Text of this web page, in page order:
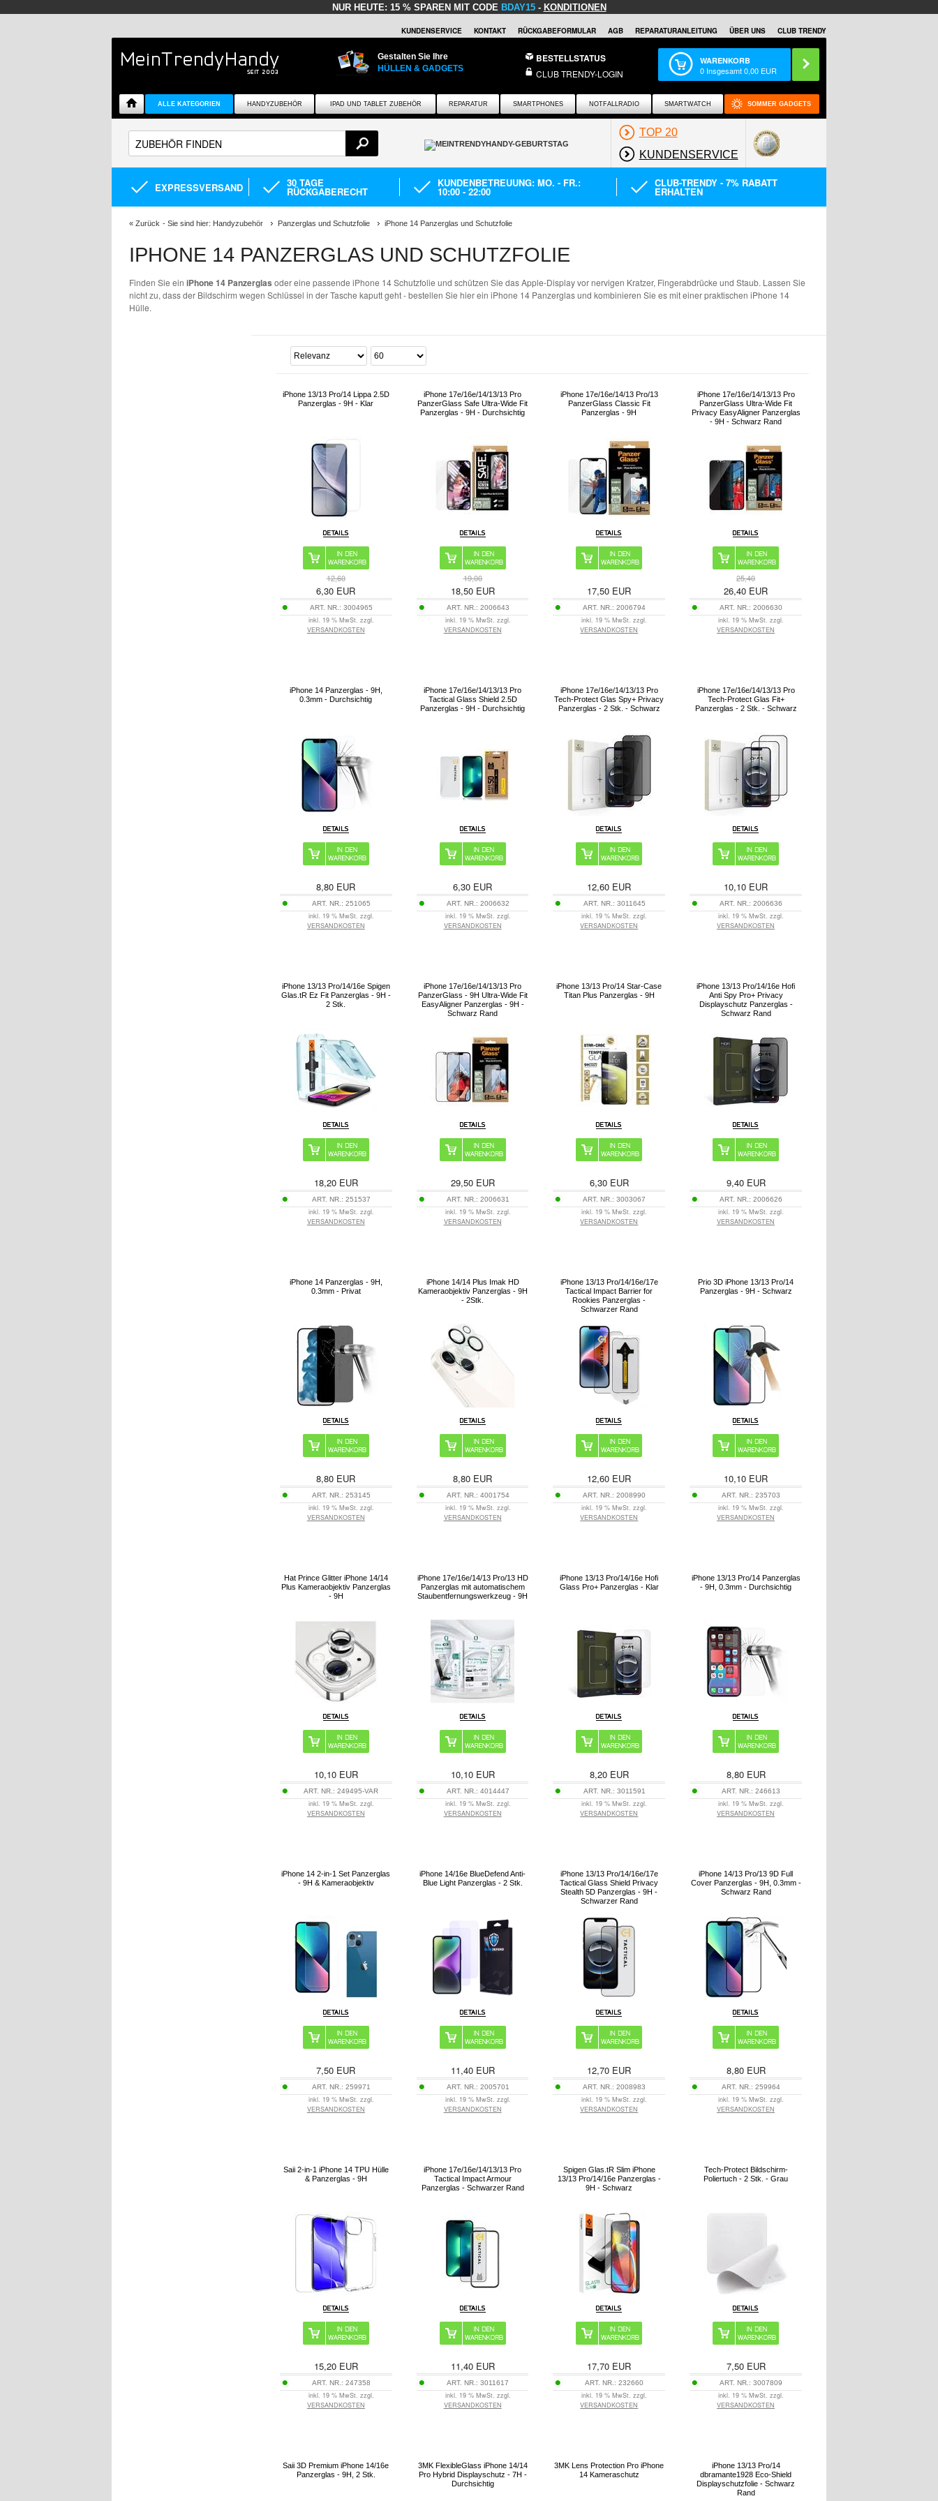
NUR HEUTE: 15 % SPAREN MIT CODE BDAY15- KONDITIONEN
KUNDENSERVICE KONTAKT RÜCKGABEFORMULAR AGB REPARATURANLEITUNG ÜBER UNS CLUB TRENDY
Gestalten Sie Ihre
HÜLLEN & GADGETS
BESTELLSTATUS
CLUB TRENDY-LOGIN
WARENKORB
0 Insgesamt0,00 EUR
ALLE KATEGORIEN HANDYZUBEHÖR IPAD UND TABLET ZUBEHÖR REPARATUR SMARTPHONES NOTFALLRADIO SMARTWATCH SOMMER GADGETS
TOP 20
KUNDENSERVICE
EXPRESSVERSAND 30 TAGE
RÜCKGABERECHT
KUNDENBETREUUNG: MO. - FR.:
10:00 - 22:00
CLUB-TRENDY - 7% RABATT
ERHALTEN
« Zurück - Sie sind hier: Handyzubehör Panzerglas und Schutzfolie iPhone 14 Panzerglas und Schutzfolie
IPHONE 14 PANZERGLAS UND SCHUTZFOLIE
Finden Sie ein iPhone 14 Panzerglas oder eine passende iPhone 14 Schutzfolie und schützen Sie das Apple-Display vor nervigen Kratzer, Fingerabdrücke und Staub. Lassen Sie
nicht zu, dass der Bildschirm wegen Schlüssel in der Tasche kaputt geht - bestellen Sie hier ein iPhone 14 Panzerglas und kombinieren Sie es mit einer praktischen iPhone 14
Hülle.
iPhone 13/13 Pro/14 Lippa 2.5D
Panzerglas - 9H - Klar
12,60
6,30 EUR
ART. NR.: 3004965
inkl. 19 % MwSt. zzgl.
VERSANDKOSTEN
iPhone 17e/16e/14/13/13 Pro
PanzerGlass Safe Ultra-Wide Fit
Panzerglas - 9H - Durchsichtig
19,00
18,50EUR
ART. NR.: 2006643
inkl. 19 % MwSt. zzgl.
VERSANDKOSTEN
iPhone 17e/16e/14/13 Pro/13
PanzerGlass Classic Fit
Panzerglas - 9H
17,50 EUR
ART. NR.:2006794
inkl. 19 % MwSt. zzgl.
VERSANDKOSTEN
iPhone 17e/16e/14/13/13 Pro
PanzerGlass Ultra-Wide Fit
Privacy EasyAligner Panzerglas
- 9H - Schwarz Rand
25,40
26,40 EUR
ART. NR.:2006630
inkl. 19 % MwSt. zzgl.
VERSANDKOSTEN
iPhone 14 Panzerglas - 9H,
0.3mm - Durchsichtig
8,80 EUR
ART. NR.: 251065
inkl. 19 % MwSt. zzgl.
VERSANDKOSTEN
iPhone 17e/16e/14/13/13 Pro
Tactical Glass Shield 2.5D
Panzerglas - 9H - Durchsichtig
6,30 EUR
ART. NR.: 2006632
inkl. 19 % MwSt. zzgl.
VERSANDKOSTEN
iPhone 17e/16e/14/13/13 Pro
Tech-Protect Glas Spy+ Privacy
Panzerglas - 2 Stk. - Schwarz
12,60 EUR
ART. NR.: 3011645
inkl. 19 % MwSt. zzgl.
VERSANDKOSTEN
iPhone 17e/16e/14/13/13 Pro
Tech-Protect Glas Fit+
Panzerglas - 2 Stk. - Schwarz
10,10 EUR
ART. NR.:2006636
inkl. 19 % MwSt. zzgl.
VERSANDKOSTEN
iPhone 13/13 Pro/14/16e Spigen
Glas.tR Ez Fit Panzerglas - 9H -
2 Stk.
18,20EUR
ART. NR.: 251537
inkl. 19 % MwSt. zzgl.
VERSANDKOSTEN
iPhone 17e/16e/14/13/13 Pro
PanzerGlass - 9H Ultra-Wide Fit
EasyAligner Panzerglas - 9H -
Schwarz Rand
29,50EUR
ART. NR.: 2006631
inkl. 19 % MwSt. zzgl.
VERSANDKOSTEN
iPhone 13/13 Pro/14 Star-Case
Titan Plus Panzerglas - 9H
6,30EUR
ART. NR.:3003067
inkl. 19 % MwSt. zzgl.
VERSANDKOSTEN
iPhone 13/13 Pro/14/16e Hofi
Anti Spy Pro+ Privacy
Displayschutz Panzerglas -
Schwarz Rand
9,40EUR
ART. NR.:2006626
inkl. 19 % MwSt. zzgl.
VERSANDKOSTEN
iPhone 14 Panzerglas - 9H,
0.3mm - Privat
8,80 EUR
ART. NR.: 253145
inkl. 19 % MwSt. zzgl.
VERSANDKOSTEN
iPhone 14/14 Plus Imak HD
Kameraobjektiv Panzerglas - 9H
- 2Stk.
8,80 EUR
ART. NR.: 4001754
inkl. 19 % MwSt. zzgl.
VERSANDKOSTEN
iPhone 13/13 Pro/14/16e/17e
Tactical Impact Barrier for
Rookies Panzerglas -
Schwarzer Rand
12,60 EUR
ART. NR.:2008990
inkl. 19 % MwSt. zzgl.
VERSANDKOSTEN
Prio 3D iPhone 13/13 Pro/14
Panzerglas - 9H - Schwarz
10,10 EUR
ART. NR.:235703
inkl. 19 % MwSt. zzgl.
VERSANDKOSTEN
Hat Prince Glitter iPhone 14/14
Plus Kameraobjektiv Panzerglas
- 9H
10,10EUR
ART. NR.:249495-VAR
inkl. 19 % MwSt. zzgl.
VERSANDKOSTEN
iPhone 17e/16e/14/13 Pro/13 HD
Panzerglas mit automatischem
Staubentfernungswerkzeug - 9H
10,10EUR
ART. NR.: 4014447
inkl. 19 % MwSt. zzgl.
VERSANDKOSTEN
iPhone 13/13 Pro/14/16e Hofi
Glass Pro+ Panzerglas - Klar
8,20EUR
ART. NR.: 3011591
inkl. 19 % MwSt. zzgl.
VERSANDKOSTEN
iPhone 13/13 Pro/14 Panzerglas
- 9H, 0.3mm - Durchsichtig
8,80EUR
ART. NR.:246613
inkl. 19 % MwSt. zzgl.
VERSANDKOSTEN
iPhone 14 2-in-1 Set Panzerglas
- 9H & Kameraobjektiv
7,50 EUR
ART. NR.: 259971
inkl. 19 % MwSt. zzgl.
VERSANDKOSTEN
iPhone 14/16e BlueDefend Anti-
Blue Light Panzerglas - 2 Stk.
11,40EUR
ART. NR.: 2005701
inkl. 19 % MwSt. zzgl.
VERSANDKOSTEN
iPhone 13/13 Pro/14/16e/17e
Tactical Glass Shield Privacy
Stealth 5D Panzerglas - 9H -
Schwarzer Rand
12,70 EUR
ART. NR.:2008983
inkl. 19 % MwSt. zzgl.
VERSANDKOSTEN
iPhone 14/13 Pro/13 9D Full
Cover Panzerglas - 9H, 0.3mm -
Schwarz Rand
8,80EUR
ART. NR.:259964
inkl. 19 % MwSt. zzgl.
VERSANDKOSTEN
Saii 2-in-1 iPhone 14 TPU Hülle
& Panzerglas - 9H
15,20EUR
ART. NR.: 247358
inkl. 19 % MwSt. zzgl.
VERSANDKOSTEN
iPhone 17e/16e/14/13/13 Pro
Tactical Impact Armour
Panzerglas - Schwarzer Rand
11,40EUR
ART. NR.:3011617
inkl. 19 % MwSt. zzgl.
VERSANDKOSTEN
Spigen Glas.tR Slim iPhone
13/13 Pro/14/16e Panzerglas -
9H - Schwarz
17,70 EUR
ART. NR.:232660
inkl. 19 % MwSt. zzgl.
VERSANDKOSTEN
Tech-Protect Bildschirm-
Poliertuch - 2 Stk. - Grau
7,50EUR
ART. NR.:3007809
inkl. 19 % MwSt. zzgl.
VERSANDKOSTEN
Saii 3D Premium iPhone 14/16e
Panzerglas - 9H, 2 Stk.
3MK FlexibleGlass iPhone 14/14
Pro Hybrid Displayschutz - 7H -
Durchsichtig
3MK Lens Protection Pro iPhone
14 Kameraschutz
iPhone 13/13 Pro/14
dbramante1928 Eco-Shield
Displayschutzfolie - Schwarz
Rand